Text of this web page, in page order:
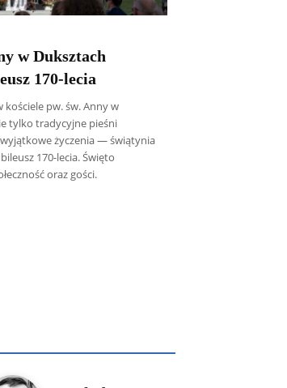
w Duksztach
170-lecia
kościele pw. św. Anny w
tylko tradycyjne pieśni
życzenia — świątynia
170-lecia. Święto
oraz gości.